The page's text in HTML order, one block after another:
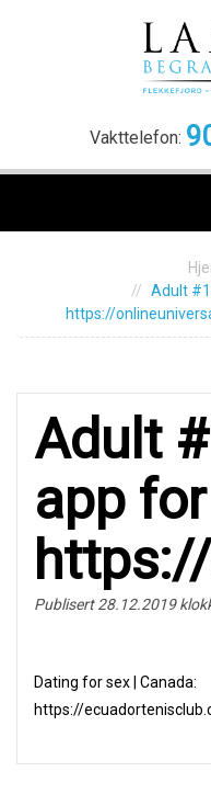
Vakttelefon:
Adult
https://
Adult
арp
Publisert 28.12.2019
Dаting fоr sex | Canada:
https://